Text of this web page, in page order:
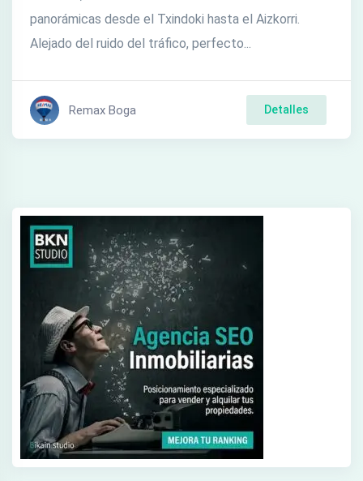
panorámicas desde el Txindoki hasta el Aizkorri.
Alejado del ruido del tráfico, perfecto...
Remax Boga Detalles